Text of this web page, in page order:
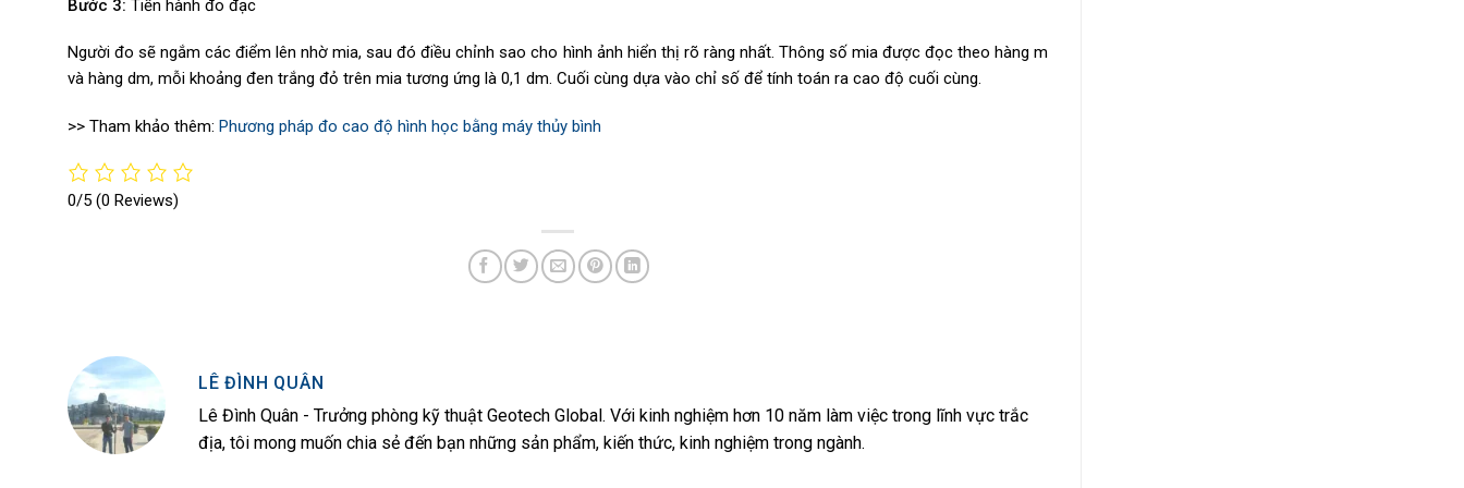
Bước 3: Tiến hành đo đạc
Người đo sẽ ngắm các điểm lên nhờ mia, sau đó điều chỉnh sao cho hình ảnh hiển thị rõ ràng nhất. Thông số mia được đọc theo hàng m
và hàng dm, mỗi khoảng đen trắng đỏ trên mia tương ứng là 0,1 dm. Cuối cùng dựa vào chỉ số để tính toán ra cao độ cuối cùng.
>> Tham khảo thêm: Phương pháp đo cao độ hình học bằng máy thủy bình
0/5 (0 Reviews)
LÊ ĐÌNH QUÂN
Lê Đình Quân - Trưởng phòng kỹ thuật Geotech Global. Với kinh nghiệm hơn 10 năm làm việc trong lĩnh vực trắc
địa, tôi mong muốn chia sẻ đến bạn những sản phẩm, kiến thức, kinh nghiệm trong ngành.